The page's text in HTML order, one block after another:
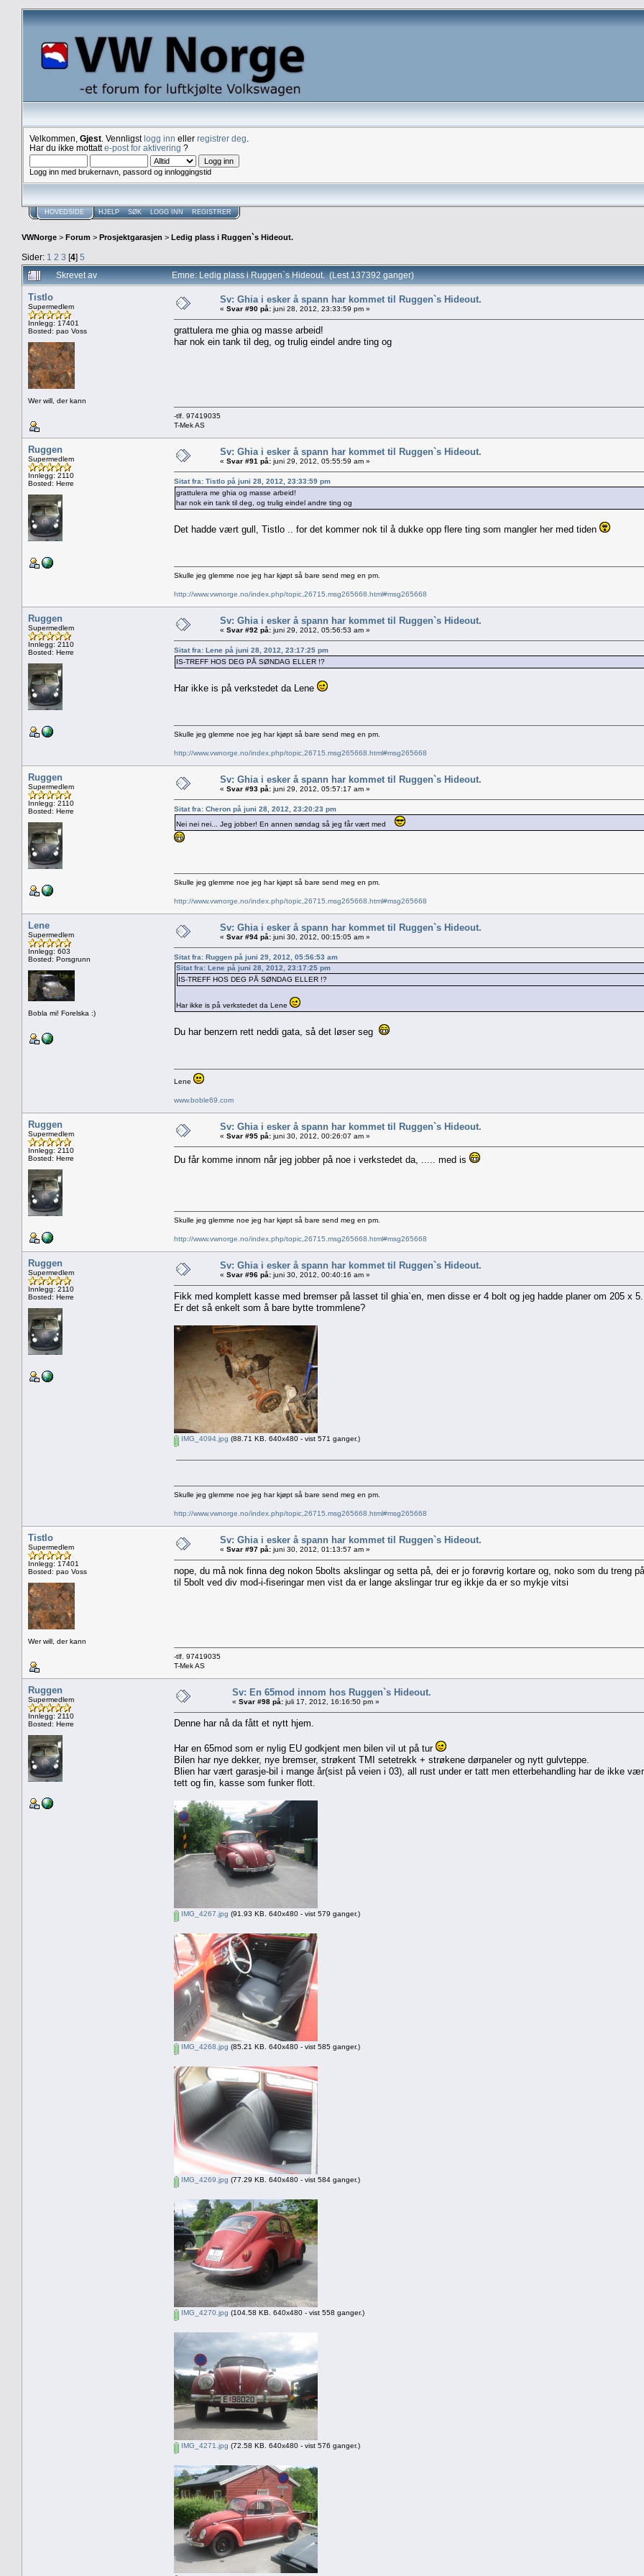
Velkommen, Gjest . Vennligstlogg inn eller registrer deg
Har du ikke mottatte-post for aktivering ?
Logg inn med brukernavn, passord og innloggingstid
HOVEDSIDE HJELP SØK LOGG INN REGISTRER
VWNorge > Forum > Prosjektgarasjen > Ledig plass i Ruggen`s Hideout.
Sider: 1 2 3 [4] 5
Skrevet av Emne: Ledig plass i Ruggen`s Hideout. (Lest 137392 ganger)
Tistlo
Supermedlem
Innlegg: 17401
Bosted: pao Voss
Wer will, der kann
Sv: Ghia i esker å spann har kommet til Ruggen`s Hideout.
« Svar #90 på: juni 28, 2012, 23:33:59 pm »
grattulera me ghia og masse arbeid!
har nok ein tank til deg, og trulig eindel andre ting og
-tlf. 97419035
T-Mek AS
Ruggen
Supermedlem
Innlegg: 2110
Bosted: Herre
Sv: Ghia i esker å spann har kommet til Ruggen`s Hideout.
« Svar #91 på: juni 29, 2012, 05:55:59 am »
Sitat fra: Tistlo på juni 28, 2012, 23:33:59 pm
grattulera me ghia og masse arbeid!
har nok ein tank til deg, og trulig eindel andre ting og
Det hadde vært gull, Tistlo .. for det kommer nok til å dukke opp flere ting som mangler her med tiden
Skulle jeg glemme noe jeg har kjøpt så bare send meg en pm.
http://www.vwnorge.no/index.php/topic,26715.msg265668.html#msg265668
Ruggen
Supermedlem
Innlegg: 2110
Bosted: Herre
Sv: Ghia i esker å spann har kommet til Ruggen`s Hideout.
« Svar #92 på: juni 29, 2012, 05:56:53 am »
Sitat fra: Lene på juni 28, 2012, 23:17:25 pm
IS-TREFF HOS DEG PÅ SØNDAG ELLER !?
Har ikke is på verkstedet da Lene
Skulle jeg glemme noe jeg har kjøpt så bare send meg en pm.
http://www.vwnorge.no/index.php/topic,26715.msg265668.html#msg265668
Ruggen
Supermedlem
Innlegg: 2110
Bosted: Herre
Sv: Ghia i esker å spann har kommet til Ruggen`s Hideout.
« Svar #93 på: juni 29, 2012, 05:57:17 am »
Sitat fra: Cheron på juni 28, 2012, 23:20:23 pm
Nei nei nei... Jeg jobber! En annen søndag så jeg får vært med
Skulle jeg glemme noe jeg har kjøpt så bare send meg en pm.
http://www.vwnorge.no/index.php/topic,26715.msg265668.html#msg265668
Lene
Supermedlem
Innlegg: 603
Bosted: Porsgrunn
Bobla mi! Forelska :)
Sv: Ghia i esker å spann har kommet til Ruggen`s Hideout.
« Svar #94 på: juni 30, 2012, 00:15:05 am »
Sitat fra: Ruggen på juni 29, 2012, 05:56:53 am
Sitat fra: Lene på juni 28, 2012, 23:17:25 pm
IS-TREFF HOS DEG PÅ SØNDAG ELLER !?
Har ikke is på verkstedet da Lene
Du har benzern rett neddi gata, så det løser seg
Lene
www.boble69.com
Ruggen
Supermedlem
Innlegg: 2110
Bosted: Herre
Sv: Ghia i esker å spann har kommet til Ruggen`s Hideout.
« Svar #95 på: juni 30, 2012, 00:26:07 am »
Du får komme innom når jeg jobber på noe i verkstedet da, ..... med is
Skulle jeg glemme noe jeg har kjøpt så bare send meg en pm.
http://www.vwnorge.no/index.php/topic,26715.msg265668.html#msg265668
Ruggen
Supermedlem
Innlegg: 2110
Bosted: Herre
Sv: Ghia i esker å spann har kommet til Ruggen`s Hideout.
« Svar #96 på: juni 30, 2012, 00:40:16 am »
Fikk med komplett kasse med bremser på lasset til ghia`en, men disse er 4 bolt og jeg hadde planer om 205 x 5.
Er det så enkelt som å bare bytte trommlene?
IMG_4094.jpg (88.71 KB. 640x480 - vist 571 ganger.)
Skulle jeg glemme noe jeg har kjøpt så bare send meg en pm.
http://www.vwnorge.no/index.php/topic,26715.msg265668.html#msg265668
Tistlo
Supermedlem
Innlegg: 17401
Bosted: pao Voss
Wer will, der kann
Sv: Ghia i esker å spann har kommet til Ruggen`s Hideout.
« Svar #97 på: juni 30, 2012, 01:13:57 am »
nope, du må nok finna deg nokon 5bolts akslingar og setta på, dei er jo forøvrig kortare og, noko som du treng
til 5bolt ved div mod-i-fiseringar men vist da er lange akslingar trur eg ikkje da er so mykje vitsi
-tlf. 97419035
T-Mek AS
Ruggen
Supermedlem
Innlegg: 2110
Bosted: Herre
Sv: En 65mod innom hos Ruggen`s Hideout.
« Svar #98 på: juli 17, 2012, 16:16:50 pm »
Denne har nå da fått et nytt hjem.
Har en 65mod som er nylig EU godkjent men bilen vil ut på tur
Bilen har nye dekker, nye bremser, strøkent TMI setetrekk + strøkene dørpaneler og nytt gulvteppe.
Blien har vært garasje-bil i mange år(sist på veien i 03), all rust under er tatt men etterbehandling har de ikke
tett og fin, kasse som funker flott.
IMG_4267.jpg (91.93 KB. 640x480 - vist 579 ganger.)
IMG_4268.jpg (85.21 KB. 640x480 - vist 585 ganger.)
IMG_4269.jpg (77.29 KB. 640x480 - vist 584 ganger.)
IMG_4270.jpg (104.58 KB. 640x480 - vist 558 ganger.)
IMG_4271.jpg (72.58 KB. 640x480 - vist 576 ganger.)